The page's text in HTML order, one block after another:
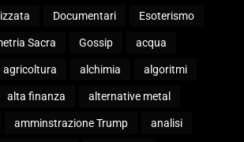
Documentari Esoterismo
Sacra Gossip acqua
agricoltura alchimia algoritmi
alta finanza alternative metal
amminstrazione Trump analisi